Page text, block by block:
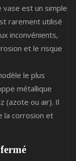
vase est un simple
rarement utilisé
inconvénients,
et le risque
le plus
métallique
(azote ou air). Il
la corrosion et